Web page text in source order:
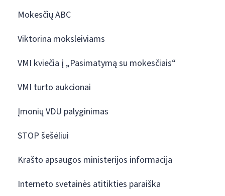
Mokesčių ABC
Viktorina moksleiviams
VMI kviečia į „Pasimatymą su mokesčiais“
VMI turto aukcionai
Įmonių VDU palyginimas
STOP šešėliui
Krašto apsaugos ministerijos informacija
Interneto svetainės atitikties paraiška